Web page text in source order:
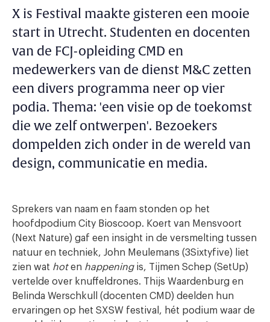
X is Festival maakte gisteren een mooie
start in Utrecht. Studenten en docenten
van de FCJ-opleiding CMD en
medewerkers van de dienst M&C zetten
een divers programma neer op vier
podia. Thema: 'een visie op de toekomst
die we zelf ontwerpen'. Bezoekers
dompelden zich onder in de wereld van
design, communicatie en media.
Sprekers van naam en faam stonden op het
hoofdpodium City Bioscoop. Koert van Mensvoort
(Next Nature) gaf een insight in de versmelting tussen
natuur en techniek, John Meulemans (3Sixtyfive) liet
zien wat hoten happening is, Tijmen Schep (SetUp)
vertelde over knuffeldrones. Thijs Waardenburg en
Belinda Werschkull (docenten CMD) deelden hun
ervaringen op het SXSW festival, hét podium waar de